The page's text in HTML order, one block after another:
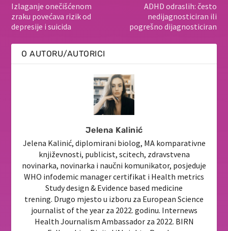
Izlaganje onečišćenom
zraku povećava rizik od
depresije i suicida
ADHD odraslih: često
nedijagnosticiran ili
pogrešno dijagnosticiran
O AUTORU/AUTORICI
Jelena Kalinić
Jelena Kalinić, diplomirani biolog, MA komparativne
književnosti, publicist, scitech, zdravstvena
novinarka, novinarka i naučni komunikator, posjeduje
WHO infodemic manager certifikat i Health metrics
Study design & Evidence based medicine
trening. Drugo mjesto u izboru za European Science
journalist of the year za 2022. godinu. Internews
Health Journalism Ambassador za 2022. BIRN